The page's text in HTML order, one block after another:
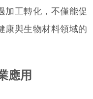
加工轉化，不僅能促
康與生物材料領域的
應用